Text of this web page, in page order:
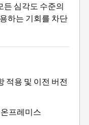
든 심각도 수준의
하는 기회를 차단
적용 및 이전 버전
프레미스